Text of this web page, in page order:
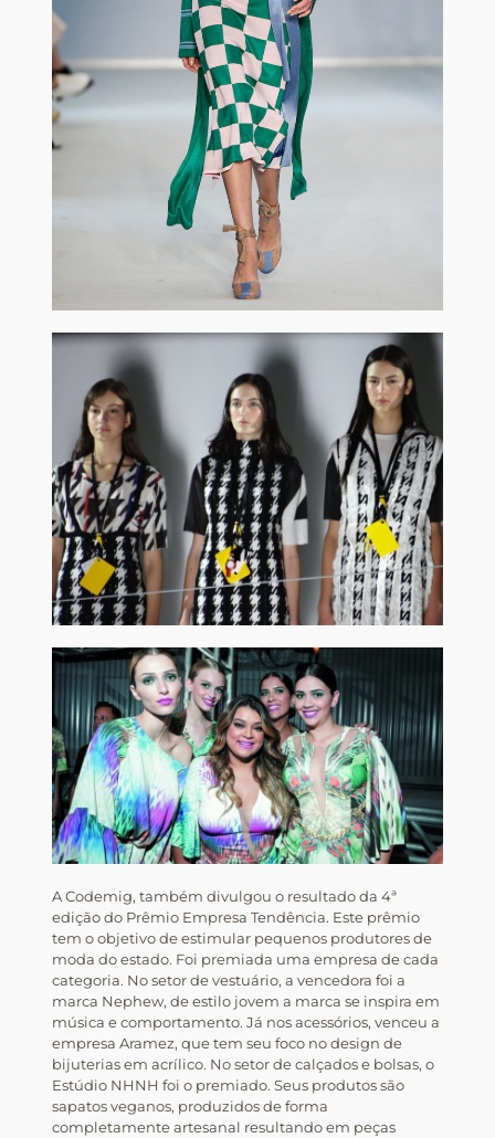
A Codemig, também divulgou o resultado da 4ª
edição do Prêmio Empresa Tendência. Este prêmio
tem o objetivo de estimular pequenos produtores de
moda do estado. Foi premiada uma empresa de cada
categoria. No setor de vestuário, a vencedora foi a
marca Nephew, de estilo jovem a marca se inspira em
música e comportamento. Já nos acessórios, venceu a
empresa Aramez, que tem seu foco no design de
bijuterias em acrílico. No setor de calçados e bolsas, o
Estúdio NHNH foi o premiado. Seus produtos são
sapatos veganos, produzidos de forma
completamente artesanal resultando em peças